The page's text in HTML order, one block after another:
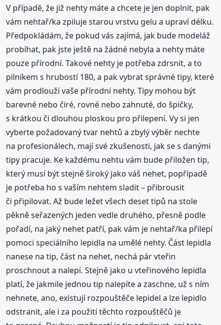
V případě, že již nehty máte a chcete je jen doplnit, pak
vám nehtař/ka zpiluje starou vrstvu gelu a upraví délku.
Předpokládám, že pokud vás zajímá, jak bude modeláž
probíhat, pak jste ještě na žádné nebyla a nehty máte
pouze přírodní. Takové nehty je potřeba zdrsnit, a to
pilníkem s hrubostí 180, a pak vybrat správné tipy, které
vám prodlouží vaše přírodní nehty. Tipy mohou být
barevné nebo čiré, rovné nebo zahnuté, do špičky,
s krátkou či dlouhou ploskou pro přilepení. Vy si jen
vyberte požadovaný tvar nehtů a zbylý výběr nechte
na profesionálech, mají své zkušenosti, jak se s danými
tipy pracuje. Ke každému nehtu vám bude přiložen tip,
který musí být stejně široký jako váš nehet, popřípadě
je potřeba ho s vaším nehtem sladit – přibrousit
či připilovat. Až bude ležet všech deset tipů na stole
pěkně seřazených jeden vedle druhého, přesně podle
pořadí, na jaký nehet patří, pak vám je nehtař/ka přilepí
pomoci speciálního lepidla na umělé nehty. Část lepidla
nanese na tip, část na nehet, nechá pár vteřin
proschnout a nalepí. Stejně jako u vteřinového lepidla
platí, že jakmile jednou tip nalepíte a zaschne, už s ním
nehnete, ano, existují rozpouštěče lepidel a lze lepidlo
odstranit, ale i za použití těchto rozpouštěčů je